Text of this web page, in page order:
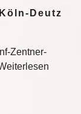
Deutz
Zentner-